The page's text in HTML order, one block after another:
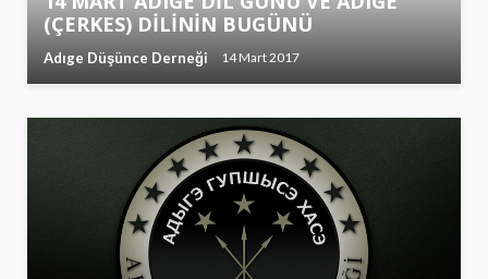
(ÇERKES) DİLİNİN BUGÜNÜ
Adıge Düşünce Derneği 14 Mart 2017